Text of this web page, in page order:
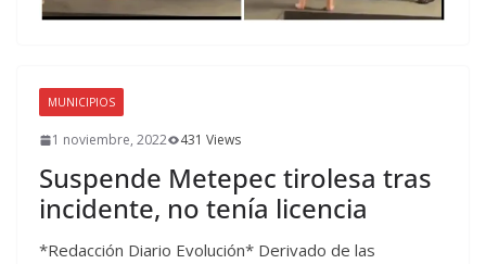
MUNICIPIOS
1 noviembre, 2022 431 Views
Suspende Metepec tirolesa tras
incidente, no tenía licencia
*Redacción Diario Evolución* Derivado de las